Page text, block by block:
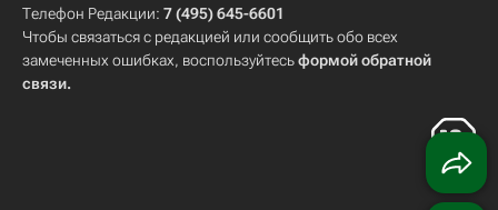
Телефон Редакции: 7 (495) 645-6601
Чтобы связаться с редакцией или сообщить обо всех
замеченных ошибках, воспользуйтесьформой обратной
связи.